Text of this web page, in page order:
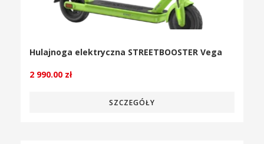
Hulajnoga elektryczna STREETBOOSTER Vega
2 990.00 zł
SZCZEGÓŁY